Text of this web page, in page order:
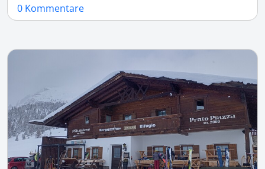
0 Kommentare